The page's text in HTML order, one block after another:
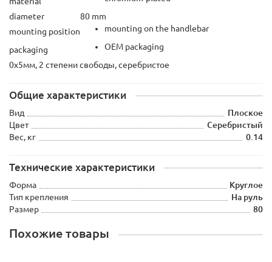
diameter
80 mm
mounting position
mounting on the handlebar
packaging
OEM packaging
0х5мм, 2 степени свободы, серебристое
Общие характеристики
Вид
Плоское
Цвет
Серебристый
Вес, кг
0.14
Технические характеристики
Форма
Круглое
Тип крепления
На руль
Размер
80
Похожие товары